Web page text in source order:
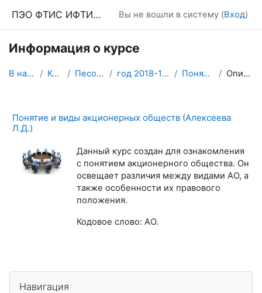
ПЭО ФТИС ИФТИС МПГУ Вы не вошли в систему (Вход)
Информация о курсе
В начало Курсы Песочница год 2018-19 4 курс Понятие АО Описание
Понятие и виды акционерных обществ (Алексеева
Л.Д.)
Данный курс создан для ознакомления
с понятием акционерного общества. Он
освещает различия между видами АО, а
также особенности их правового
положения.
Кодовое слово: АО.
Блоки
Навигация